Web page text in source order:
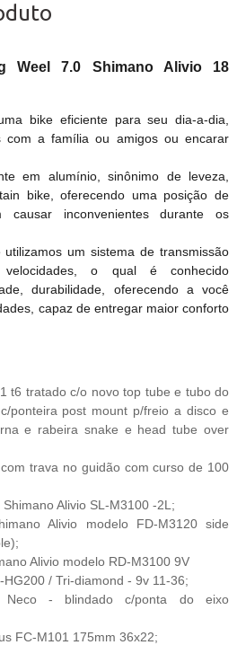
Weel 7.0 Shimano Alivio 18
bike eficiente para seu dia-a-dia,
com a família ou amigos ou encarar
em alumínio, sinônimo de leveza,
bike, oferecendo uma posição de
causar inconvenientes durante os
um sistema de transmissão
o qual é conhecido
durabilidade, oferecendo a você
capaz de entregar maior conforto
t6 tratado c/o novo top tube e tubo do
ponteira post mount p/freio a disco e
e rabeira snake e head tube over
trava no guidão com curso de 100
Alivio SL-M3100 -2L;
Alivio modelo FD-M3120 side
Alivio modelo RD-M3100 9V
/ Tri-diamond - 9v 11-36;
Neco - blindado c/ponta do eixo
FC-M101 175mm 36x22;